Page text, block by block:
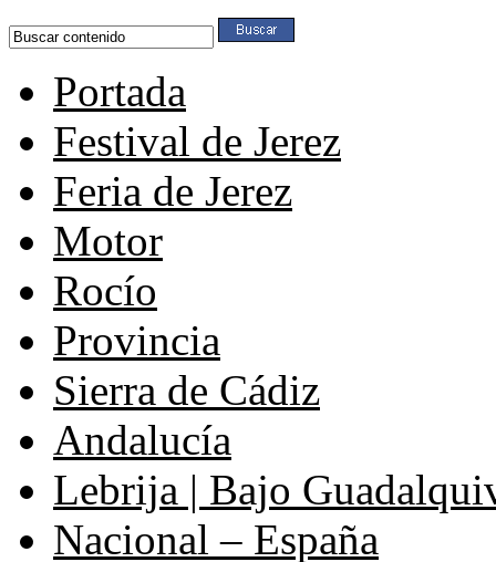
Portada
Festival de Jerez
Feria de Jerez
Motor
Rocío
Provincia
Sierra de Cádiz
Andalucía
Lebrija | Bajo
Nacional – España